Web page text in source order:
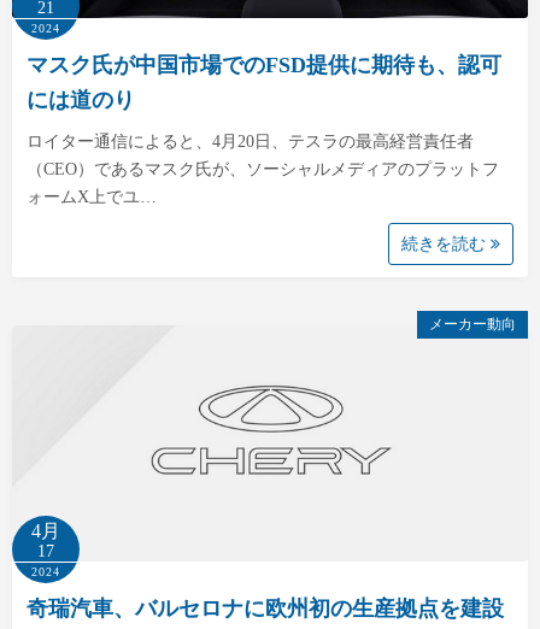
21
2024
マスク氏が中国市場でのFSD提供に期待も、認可
には道のり
ロイター通信によると、4月20日、テスラの最高経営責任者
（CEO）であるマスク氏が、ソーシャルメディアのプラットフ
ォームX上でユ…
続きを読む
メーカー動向
4月
17
2024
奇瑞汽車、バルセロナに欧州初の生産拠点を建設